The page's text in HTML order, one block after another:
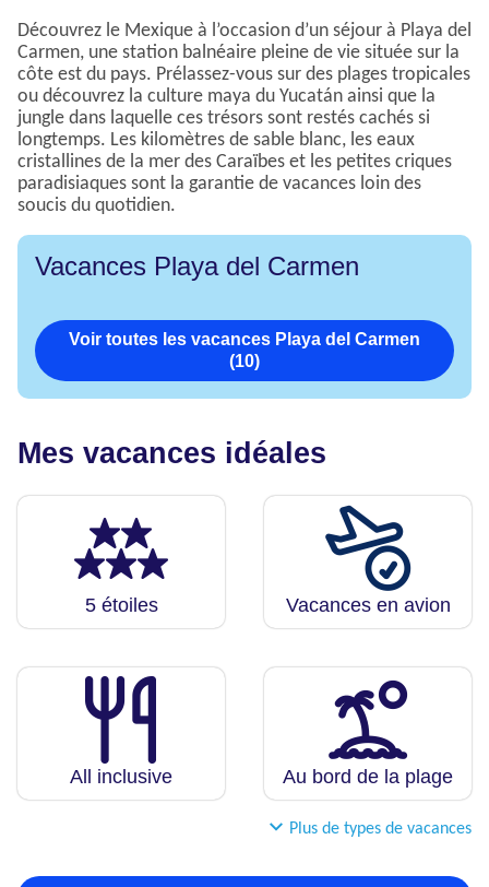
Découvrez le Mexique à l’occasion d’un séjour à Playa del
Carmen, une station balnéaire pleine de vie située sur la
côte est du pays. Prélassez-vous sur des plages tropicales
ou découvrez la culture maya du Yucatán ainsi que la
jungle dans laquelle ces trésors sont restés cachés si
longtemps. Les kilomètres de sable blanc, les eaux
cristallines de la mer des Caraïbes et les petites criques
paradisiaques sont la garantie de vacances loin des
soucis du quotidien.
Vacances Playa del Carmen
Voir toutes les vacances Playa del Carmen
(10)
Mes vacances idéales
5 étoiles Vacances en avion
All inclusive Au bord de la plage
Plus de types de vacances